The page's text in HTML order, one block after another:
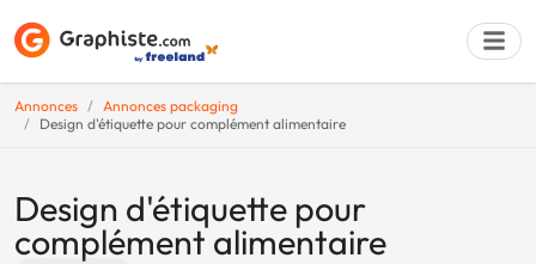
Annonces
Annonces packaging
Design d'étiquette pour complément alimentaire
Design d'étiquette pour
complément alimentaire